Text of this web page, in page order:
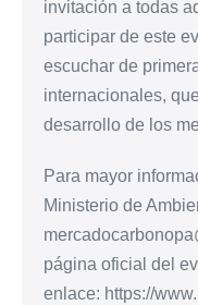
invitación a todas
participar de este
escuchar de
internacionales,
desarrollo de los
Para mayor
Ministerio de
página oficial del
enlace: https://